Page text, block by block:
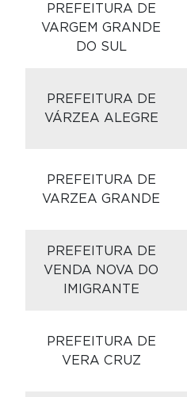
PREFEITURA DE
VARGEM GRANDE
DO SUL
PREFEITURA DE
VÁRZEA ALEGRE
PREFEITURA DE
VARZEA GRANDE
PREFEITURA DE
VENDA NOVA DO
IMIGRANTE
PREFEITURA DE
VERA CRUZ